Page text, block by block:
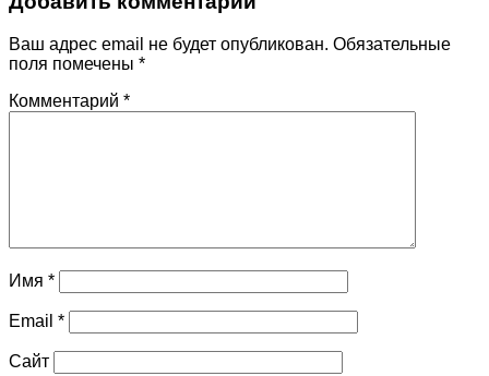
Ваш адрес email не будет опубликован. Обязательные
поля помечены *
Комментарий *
Имя *
Email *
Сайт